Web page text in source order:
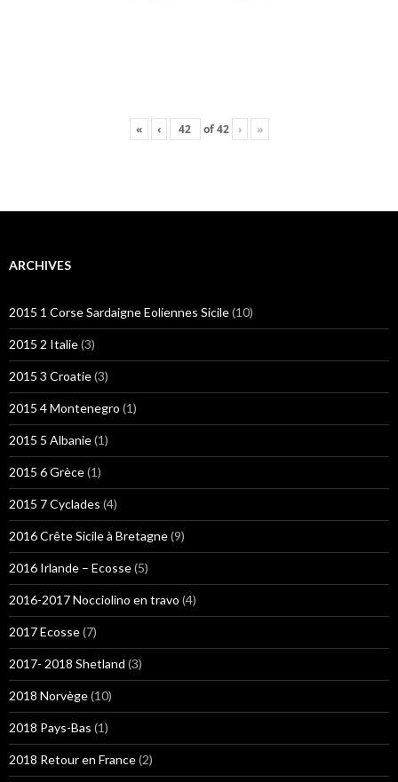
« ‹ of42 › »
ARCHIVES
2015 1 Corse Sardaigne Eoliennes Sicile(10)
2015 2 Italie(3)
2015 3 Croatie(3)
2015 4 Montenegro (1)
2015 5 Albanie(1)
2015 6 Grèce(1)
2015 7 Cyclades (4)
2016 Crête Sicile à Bretagne(9)
2016 Irlande – Ecosse(5)
2016-2017 Nocciolino en travo (4)
2017 Ecosse(7)
2017- 2018 Shetland (3)
2018 Norvège(10)
2018 Pays-Bas (1)
2018 Retour en France(2)